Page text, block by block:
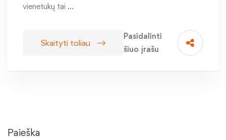
vienetukų tai …
Skaityti toliau
Pasidalinti
šiuo įrašu
Paieška